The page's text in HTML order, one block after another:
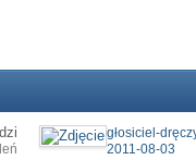
głosiciel-
2011-08-03